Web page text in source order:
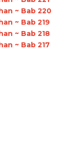
~ Bab 220
~ Bab 219
~ Bab 218
~ Bab 217